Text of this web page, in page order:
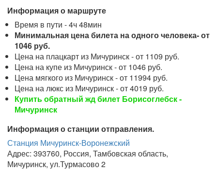
Информация о маршруте
Время в пути - 4ч 48мин
Минимальная цена билета на одного человека- от
1046 руб.
Цена на плацкарт из Мичуринск - от 1109 руб.
Цена на купе из Мичуринск - от 1046 руб.
Цена мягкого из Мичуринск - от 11994 руб.
Цена на люкс из Мичуринск - от 4019 руб.
Купить обратный жд билет Борисоглебск -
Мичуринск
Информация о станции отправления.
Станция Мичуринск-Воронежский
Адрес: 393760, Россия, Тамбовская область,
Мичуринск, ул.Турмасово 2